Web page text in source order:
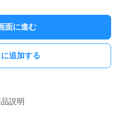
面に進む
追加する
説明